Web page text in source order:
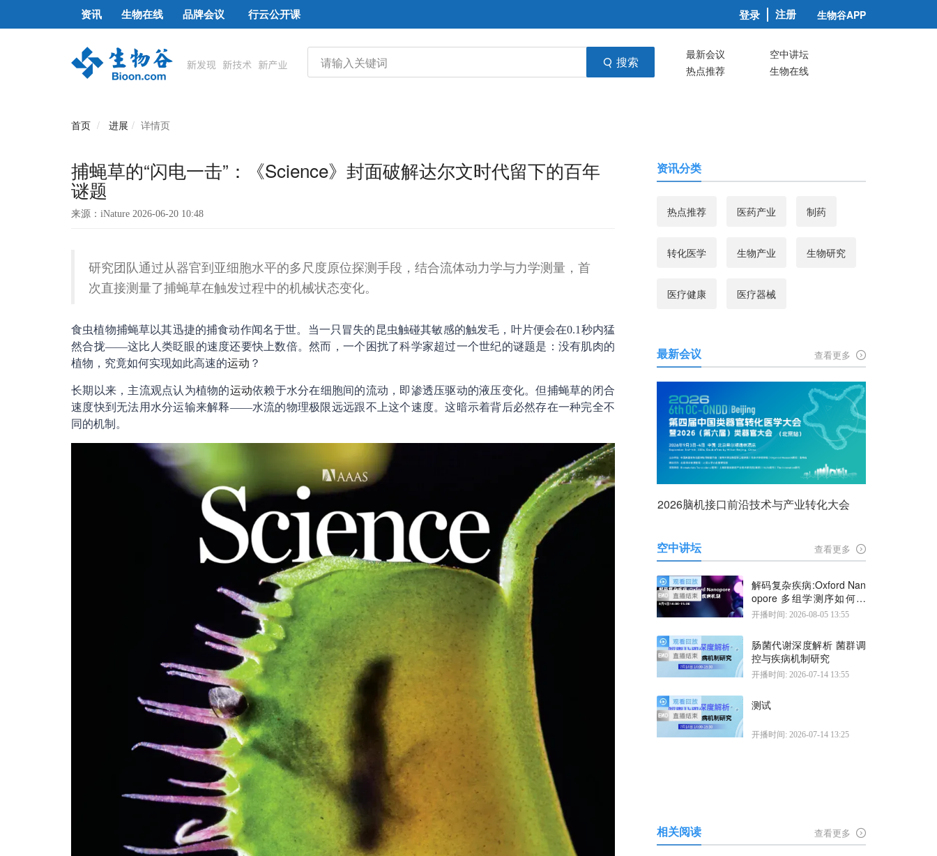
资讯 生物在线 品牌会议 行云公开课 登录 注册 生物谷APP
搜索 最新会议
空中讲坛
热点推荐
生物在线
首页 进展 详情页
捕蝇草的“闪电一击”：《Science》封面破解达尔文时代留下的百年
谜题
来源：iNature 2026-06-20 10:48
研究团队通过从器官到亚细胞水平的多尺度原位探测手段，结合流体动力学与力学测量，首
次直接测量了捕蝇草在触发过程中的机械状态变化。
食虫植物捕蝇草以其迅捷的捕食动作闻名于世。当一只冒失的昆虫触碰其敏感的触发毛，叶片便会在0.1秒内猛
然合拢——这比人类眨眼的速度还要快上数倍。然而，一个困扰了科学家超过一个世纪的谜题是：没有肌肉的
植物，究竟如何实现如此高速的运动 ？
长期以来，主流观点认为植物的运动依赖于水分在细胞间的流动，即渗透压驱动的液压变化。但捕蝇草的闭合
速度快到无法用水分运输来解释——水流的物理极限远远跟不上这个速度。这暗示着背后必然存在一种完全不
同的机制。
资讯分类
热点推荐 医药产业 制药
转化医学 生物产业 生物研究
医疗健康 医疗器械
最新会议 查看更多
2026脑机接口前沿技术与产业转化大会
空中讲坛 查看更多
解码复杂疾病:Oxford Nan
opore 多组学测序如何揭
示疾病机制
开播时间: 2026-08-05 13:55
肠菌代谢深度解析 菌群调
控与疾病机制研究
开播时间: 2026-07-14 13:55
测试
开播时间: 2026-07-14 13:25
相关阅读 查看更多